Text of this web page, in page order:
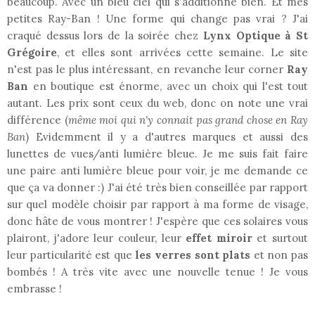
petites Ray-Ban ! Une forme qui change pas vrai ? J'ai
craqué dessus lors de la soirée chez Lynx Optique à St
Grégoire, et elles sont arrivées cette semaine. Le site
n'est pas le plus intéressant, en revanche leur corner Ray
Ban en boutique est énorme, avec un choix qui l'est tout
autant. Les prix sont ceux du web, donc on note une vrai
différence (même moi qui n'y connait pas grand chose en Ray
Ban) Evidemment il y a d'autres marques et aussi des
lunettes de vues/anti lumière bleue. Je me suis fait faire
une paire anti lumière bleue pour voir, je me demande ce
que ça va donner :) J'ai été très bien conseillée par rapport
sur quel modèle choisir par rapport à ma forme de visage,
donc hâte de vous montrer ! J'espère que ces solaires vous
plairont, j'adore leur couleur, leur effet miroiret surtout
leur particularité est que les verres sont plats et non pas
bombés ! A très vite avec une nouvelle tenue ! Je vous
embrasse !